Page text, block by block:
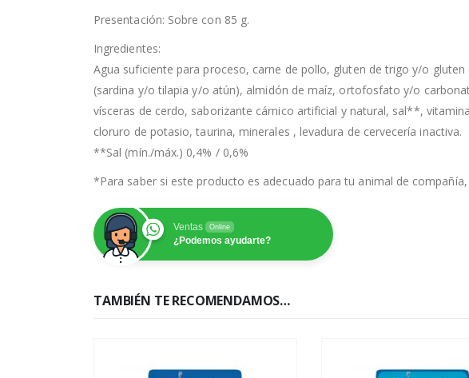
Presentación: Sobre con 85 g.
Ingredientes:
Agua suficiente para proceso, carne de pollo, gluten de trigo y/o
(sardina y/o tilapia y/o atún), almidón de maíz, ortofosfato y/o
vísceras de cerdo, saborizante cárnico artificial y natural, sal**,
cloruro de potasio, taurina, minerales , levadura de cervecería inactiva.
**Sal (mín./máx.) 0,4% / 0,6%
*Para saber si este producto es adecuado para tu animal de
Ventas Online
¿Podemos ayudarte?
TAMBIÉN TE RECOMENDAMOS…